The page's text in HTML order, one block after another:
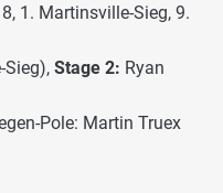
1. Martinsville-Sieg, 9.
Sieg), Stage 2: Ryan
Pole: Martin Truex